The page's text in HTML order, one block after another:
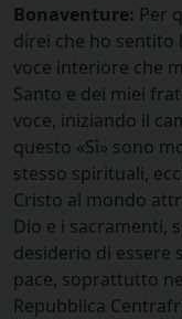
Bonaventure: Per
direi che ho sentito
voce interiore che
Santo e dei miei
voce, iniziando il
questo «Sì» sono
stesso spirituali,
Cristo al mondo
Dio e i sacramenti,
desiderio di essere
pace, soprattutto
Repubblica